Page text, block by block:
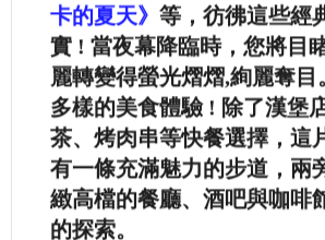
卡的夏天》 等，彷彿這些經
實 ! 當夜幕降臨時，您將目
麗轉變得螢光熠熠,絢麗奪目
多樣的美食體驗 ! 除了漢堡
茶、烤肉串等快餐選擇，這
有一條充滿魅力的步道，兩
緻高檔的餐廳、酒吧與咖啡
的探索。